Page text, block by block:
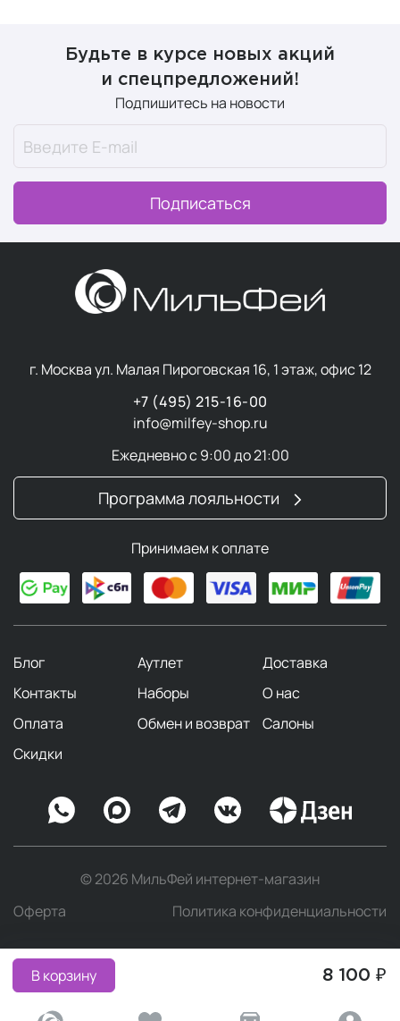
В корзину 8 100 ₽
Будьте в курсе новых акций
и спецпредложений!
Подпишитесь на новости
Подписаться
г. Москва ул. Малая Пироговская 16, 1 этаж, офис 12
+7 (495) 215-16-00
info@milfey-shop.ru
Ежедневно с 9:00 до 21:00
Программа лояльности
Принимаем к оплате
Блог Аутлет
Доставка
Контакты
Наборы
О нас
Оплата
Обмен и возврат
Салоны
Скидки
© 2026 МильФей интернет-магазин
Оферта
Политика конфиденциальности